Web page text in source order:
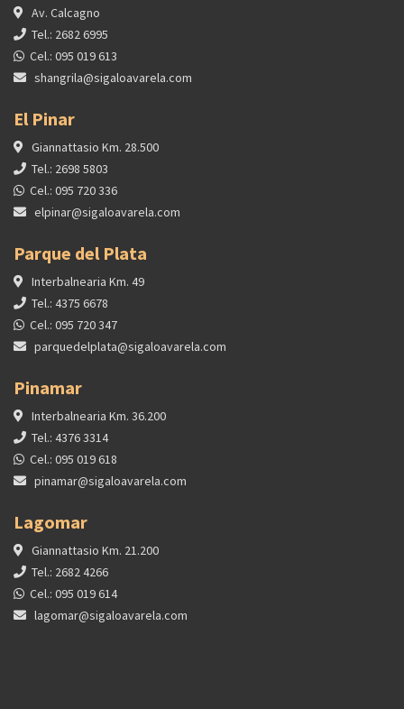
Av. Calcagno
Tel.: 2682 6995
Cel.: 095 019 613
shangrila@sigaloavarela.com
El Pinar
Giannattasio Km. 28.500
Tel.: 2698 5803
Cel.: 095 720 336
elpinar@sigaloavarela.com
Parque del Plata
Interbalnearia Km. 49
Tel.: 4375 6678
Cel.: 095 720 347
parquedelplata@sigaloavarela.com
Pinamar
Interbalnearia Km. 36.200
Tel.: 4376 3314
Cel.: 095 019 618
pinamar@sigaloavarela.com
Lagomar
Giannattasio Km. 21.200
Tel.: 2682 4266
Cel.: 095 019 614
lagomar@sigaloavarela.com